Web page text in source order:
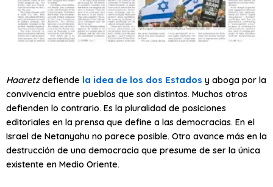
Haaretzdefiende la idea de los dos Estados y aboga por la
convivencia entre pueblos que son distintos. Muchos otros
defienden lo contrario. Es la pluralidad de posiciones
editoriales en la prensa que define a las democracias. En el
Israel de Netanyahu no parece posible. Otro avance más en la
destrucción de una democracia que presume de ser la única
existente en Medio Oriente.